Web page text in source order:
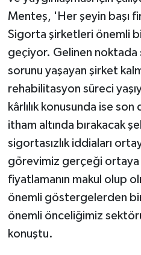
Menteş, 'Her şeyin başı
Sigorta şirketleri önemli
geçiyor. Gelinen
sorunu yaşayan şirket
rehabilitasyon süreci
kârlılık konusunda ise
itham altında bırakacak
sigortasızlık iddiaları
görevimiz gerçeği ortaya
fiyatlamanın makul olup
önemli göstergelerden biri
önemli önceliğimiz
konuştu.